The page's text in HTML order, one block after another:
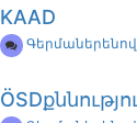
KAAD